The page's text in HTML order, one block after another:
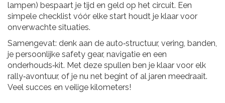
lampen) bespaart je tijd en geld op het circuit. Een
simpele checklist vóór elke start houdt je klaar voor
onverwachte situaties.
Samengevat: denk aan de auto‑structuur, vering, banden,
je persoonlijke safety gear, navigatie en een
onderhouds‑kit. Met deze spullen ben je klaar voor elk
rally‑avontuur, of je nu net begint of al jaren meedraait.
Veel succes en veilige kilometers!